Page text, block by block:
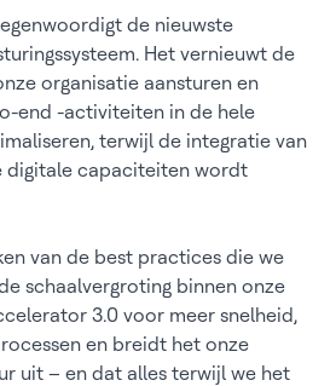
de nieuwste
Het vernieuwt de
organisatie aansturen en
end -activiteiten in de hele
terwijl de integratie van
digitale capaciteiten wordt
van de best practices die we
schaalvergroting binnen onze
3.0 voor meer snelheid,
en breidt het onze
uit – en dat alles terwijl we het